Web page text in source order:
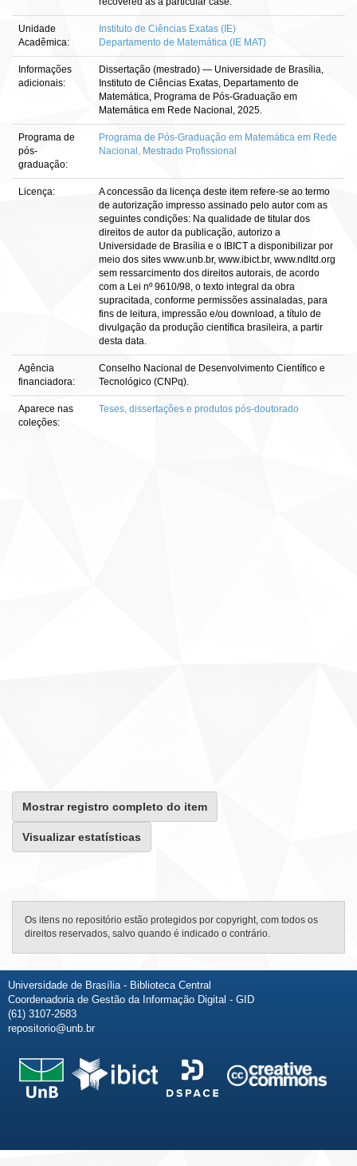
Unidade
Acadêmica:
Instituto de Ciências Exatas (IE)
Departamento de Matemática (IE MAT)
Informações
adicionais:
Dissertação (mestrado) — Universidade de Brasília,
Instituto de Ciências Exatas, Departamento de
Matemática, Programa de Pós-Graduação em
Matemática em Rede Nacional, 2025.
Programa de
pós-
graduação:
Programa de Pós-Graduação em Matemática em Rede
Nacional, Mestrado Profissional
Licença:
A concessão da licença deste item refere-se ao termo
de autorização impresso assinado pelo autor com as
seguintes condições: Na qualidade de titular dos
direitos de autor da publicação, autorizo a
Universidade de Brasília e o IBICT a disponibilizar por
meio dos sites www.unb.br, www.ibict.br, www.ndltd.org
sem ressarcimento dos direitos autorais, de acordo
com a Lei nº 9610/98, o texto integral da obra
supracitada, conforme permissões assinaladas, para
fins de leitura, impressão e/ou download, a título de
divulgação da produção científica brasileira, a partir
desta data.
Agência
financiadora:
Conselho Nacional de Desenvolvimento Científico e
Tecnológico (CNPq).
Aparece nas
coleções:
Teses, dissertações e produtos pós-doutorado
Mostrar registro completo do item
Visualizar estatísticas
Os itens no repositório estão protegidos por copyright, com todos os
direitos reservados, salvo quando é indicado o contrário.
Universidade de Brasília - Biblioteca Central
Coordenadoria de Gestão da Informação Digital - GID
(61) 3107-2683
repositorio@unb.br